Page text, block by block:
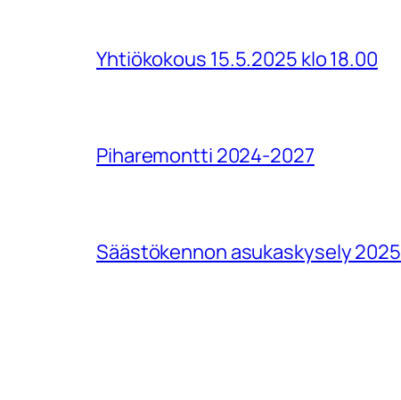
Yhtiökokous 15.5.2025 klo 18.00
Piharemontti 2024-2027
Säästökennon asukaskysely 2025